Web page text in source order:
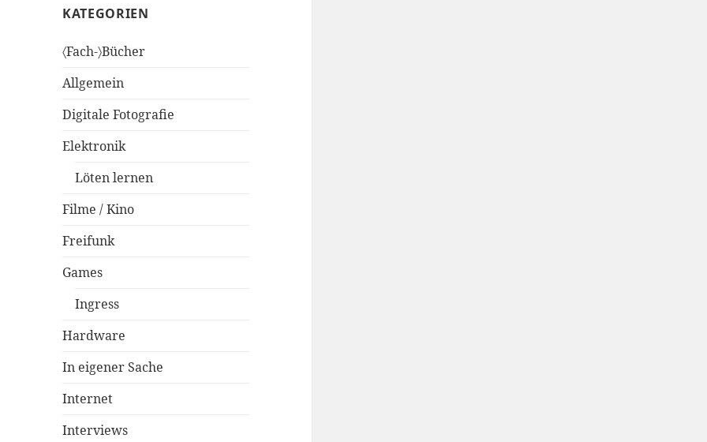
KATEGORIEN
〈Fach-〉Bücher
Allgemein
Digitale Fotografie
Elektronik
Löten lernen
Filme / Kino
Freifunk
Games
Ingress
Hardware
In eigener Sache
Internet
Interviews